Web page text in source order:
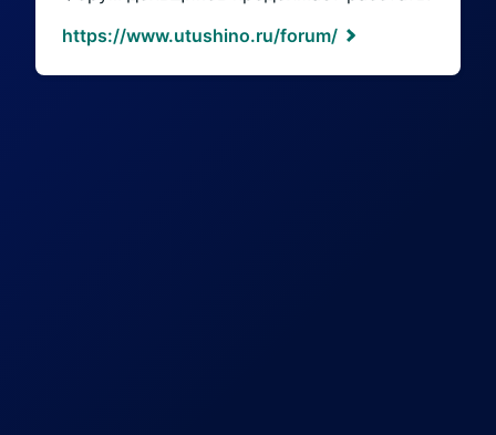
https://www.utushino.ru/forum/